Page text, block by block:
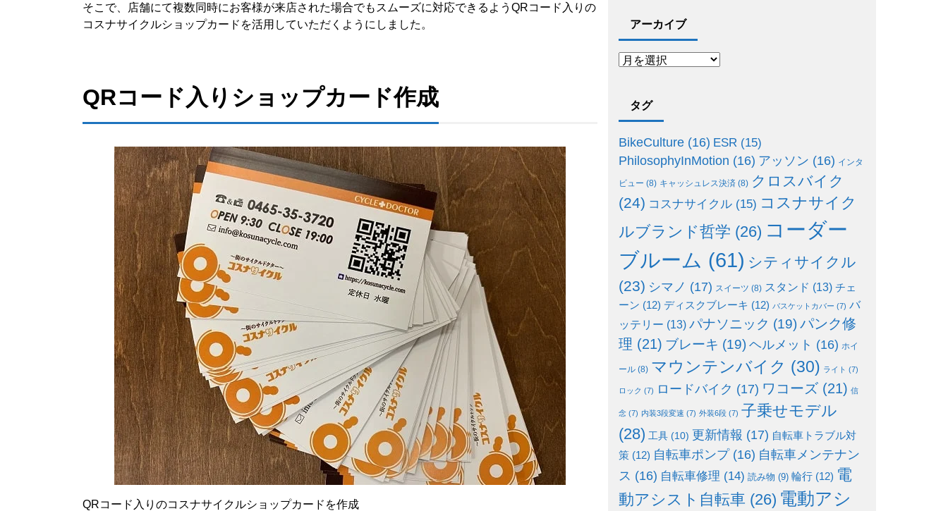
そこで、店舗にて複数同時にお客様が来店された場合でもスムーズに対応できるようQRコード入りの
コスナサイクルショップカードを活用していただくようにしました。
QRコード入りショップカード作成
QRコード入りのコスナサイクルショップカードを作成
アーカイブ
タグ
BikeCulture (16) ESR (15)
PhilosophyInMotion (16) アッソン (16) インタ
ビュー (8) キャッシュレス決済 (8) クロスバイク
(24) コスナサイクル (15) コスナサイク
ルブランド哲学 (26) コーダー
ブルーム (61) シティサイクル
(23) シマノ (17) スイーツ (8) スタンド (13) チェ
ーン (12) ディスクブレーキ (12) バスケットカバー (7) バ
ッテリー (13) パナソニック (19)パンク修
理 (21) ブレーキ (19) ヘルメット (16) ホイ
ール (8) マウンテンバイク (30) ライト (7)
ロック (7) ロードバイク (17) ワコーズ (21) 信
念 (7) 内装3段変速 (7) 外装6段 (7) 子乗せモデル
(28) 工具 (10) 更新情報 (17) 自転車トラブル対
策 (12) 自転車ポンプ(16) 自転車メンテナン
ス (16) 自転車修理 (14) 読み物 (9) 輪行 (12) 電
動アシスト自転車 (26) 電動アシ